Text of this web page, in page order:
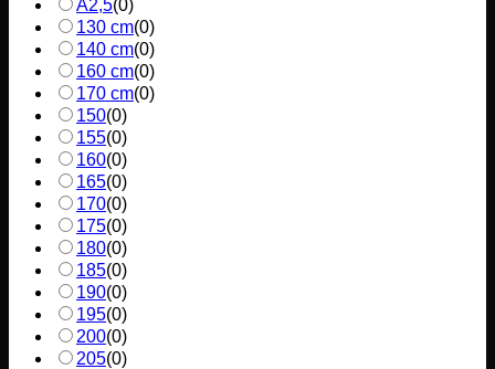
A2,5(0)
130 cm(0)
140 cm(0)
160 cm(0)
170 cm(0)
150(0)
155(0)
160(0)
165(0)
170(0)
175(0)
180(0)
185(0)
190(0)
195(0)
200(0)
205(0)